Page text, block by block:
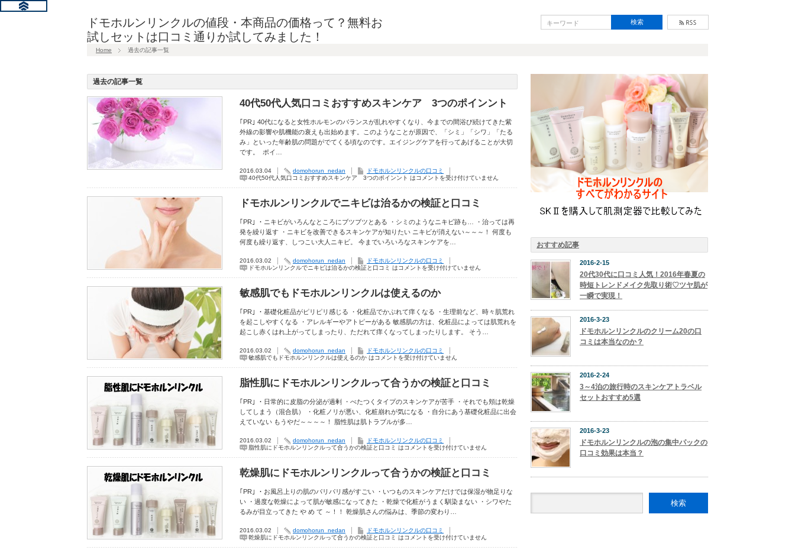
ドモホルンリンクルの値段・本商品の価格って？無料お
試しセットは口コミ通りか試してみました！
Home 過去の記事一覧
過去の記事一覧
40代50代人気口コミおすすめスキンケア 3つのポインント
｢PR｣ 40代になると女性ホルモンのバランスが乱れやすくなり、今までの間浴び続けてきた紫
外線の影響や肌機能の衰えも出始めます。このようなことが原因で、「シミ」「シワ」「たる
み」といった年齢肌の問題がでてくる頃なのです。エイジングケアを行ってあげることが大切
です。 ポイ…
2016.03.04 domohorun_nedan
ドモホルンリンクルの口コミ
40代50代人気口コミおすすめスキンケア 3つのポインント はコメントを受け付けていません
ドモホルンリンクルでニキビは治るかの検証と口コミ
｢PR｣ ・ニキビがいろんなところにブツブツとある ・シミのようなニキビ跡も… ・治っては再
発を繰り返す ・ニキビを改善できるスキンケアが知りたい ニキビが消えない～～～！ 何度も
何度も繰り返す、しつこい大人ニキビ。 今までいろいろなスキンケアを…
2016.03.02 domohorun_nedan
ドモホルンリンクルの口コミ
ドモホルンリンクルでニキビは治るかの検証と口コミ はコメントを受け付けていません
敏感肌でもドモホルンリンクルは使えるのか
｢PR｣ ・基礎化粧品がピリピリ感じる ・化粧品でかぶれて痒くなる ・生理前など、時々肌荒れ
を起こしやすくなる ・アレルギーやアトピーがある 敏感肌の方は、化粧品によっては肌荒れを
起こし赤くはれ上がってしまったり、ただれて痒くなってしまったりします。 そう…
2016.03.02 domohorun_nedan
ドモホルンリンクルの口コミ
敏感肌でもドモホルンリンクルは使えるのか はコメントを受け付けていません
脂性肌にドモホルンリンクルって合うかの検証と口コミ
｢PR｣ ・日常的に皮脂の分泌が過剰 ・べたつくタイプのスキンケアが苦手 ・それでも頬は乾燥
してしまう（混合肌） ・化粧ノリが悪い、化粧崩れが気になる ・自分にあう基礎化粧品に出会
えていない もうやだ～～～～！ 脂性肌は肌トラブルが多…
2016.03.02 domohorun_nedan
ドモホルンリンクルの口コミ
脂性肌にドモホルンリンクルって合うかの検証と口コミ はコメントを受け付けていません
乾燥肌にドモホルンリンクルって合うかの検証と口コミ
｢PR｣ ・お風呂上りの肌のパリパリ感がすごい ・いつものスキンケアだけでは保湿が物足りな
い ・過度な乾燥によって肌が敏感になってきた ・乾燥で化粧がうまく馴染まない ・シワやた
るみが目立ってきた や め て ～！！ 乾燥肌さんの悩みは、季節の変わり…
2016.03.02 domohorun_nedan
ドモホルンリンクルの口コミ
乾燥肌にドモホルンリンクルって合うかの検証と口コミ はコメントを受け付けていません
おすすめ記事
2016-2-15
20代30代に口コミ人気！2016年春夏の
時短トレンドメイク先取り術♡ツヤ肌が
一瞬で実現！
2016-3-23
ドモホルンリンクルのクリーム20の口
コミは本当なのか？
2016-2-24
3～4泊の旅行時のスキンケアトラベル
セットおすすめ5選
2016-3-23
ドモホルンリンクルの泡の集中パックの
口コミ効果は本当？